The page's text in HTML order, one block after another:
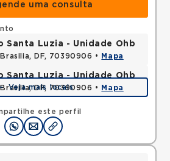
uma consulta
este perfil
Santa Luzia - Unidade Ohb
DF, 70390906 • Mapa
Santa Luzia - Unidade Ohb
DF, 70390906 • Mapa
Veja mais locais